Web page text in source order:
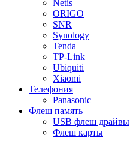
Netis
ORIGO
SNR
Synology
Tenda
TP-Link
Ubiquiti
Xiaomi
Телефония
Panasonic
Флеш память
USB флеш драйвы
Флеш карты